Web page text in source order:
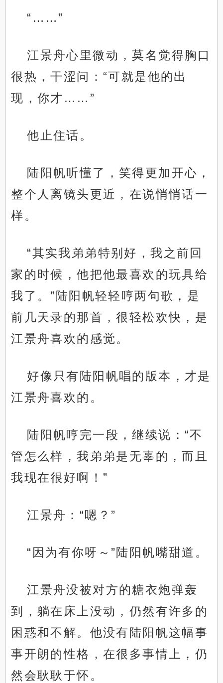
“……”
江景舟心里微动，莫名觉得胸口
很热，干涩问：“可就是他的出
现，你才……”
他止住话。
陆阳帆听懂了，笑得更加开心，
整个人离镜头更近，在说悄悄话一
样。
“其实我弟弟特别好，我之前回
家的时候，他把他最喜欢的玩具给
我了。”陆阳帆轻轻哼两句歌，是
前几天录的那首，很轻松欢快，是
江景舟喜欢的感觉。
好像只有陆阳帆唱的版本，才是
江景舟喜欢的。
陆阳帆哼完一段，继续说：“不
管怎么样，我弟弟是无辜的，而且
我现在很好啊！”
江景舟：“嗯？”
“因为有你呀～”陆阳帆嘴甜道。
江景舟没被对方的糖衣炮弹轰
到，躺在床上没动，仍然有许多的
困惑和不解。他没有陆阳帆这幅事
事开朗的性格，在很多事情上，仍
然会耿耿于怀。